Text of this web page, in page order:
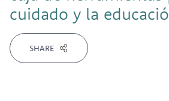
cuidado y la
SHARE